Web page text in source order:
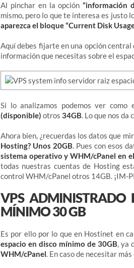
Al pinchar en la opción“información
mismo, pero lo que te interesa es justo
aparezca el bloque “Current Disk
Aquí debes fijarte en una opción central
información que necesitas sobre el
Si lo analizamos podemos ver como
(disponible) otros 34GB. Lo que nos da
Ahora bien, ¿recuerdas los datos que
Hosting? Unos 20GB. Pues con esos
sistema operativo y WHM/cPanel en
todas nuestras cuentas de Hosting
control WHM/cPanel otros 14GB. ¡IM-
VPS ADMINISTRADO
MÍNIMO 30 GB
Es por ello por lo que en Hostinet en
espacio en disco mínimo de 30GB, ya
WHM/cPanel. En caso de necesitar